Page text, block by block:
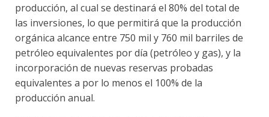
producción, al cual se destinará el 80% del total de
las inversiones, lo que permitirá que la producción
orgánica alcance entre 750 mil y 760 mil barriles de
petróleo equivalentes por día (petróleo y gas), y la
incorporación de nuevas reservas probadas
equivalentes a por lo menos el 100% de la
producción anual.